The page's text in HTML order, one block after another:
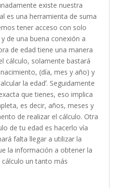
existe nuestra
es una herramienta de suma
tener acceso con solo
de una buena conexión a
de edad tiene una manera
cálculo, solamente bastará
(día, mes y año) y
la edadʼ. Seguidamente
que tienes, eso implica
es decir, años, meses y
de realizar el cálculo. Otra
de tu edad es hacerlo vía
falta llegar a utilizar la
la información a obtener la
un tanto más